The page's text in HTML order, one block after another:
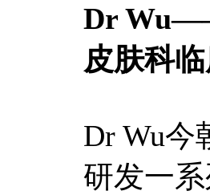
Dr
皮肤科
Dr Wu今
研发一